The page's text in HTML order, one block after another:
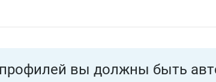
вы должны быть